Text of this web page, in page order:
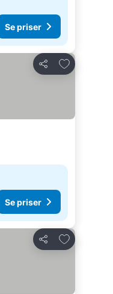
Se priser
Dela
Lägg till i
Se priser
Dela
Lägg till i